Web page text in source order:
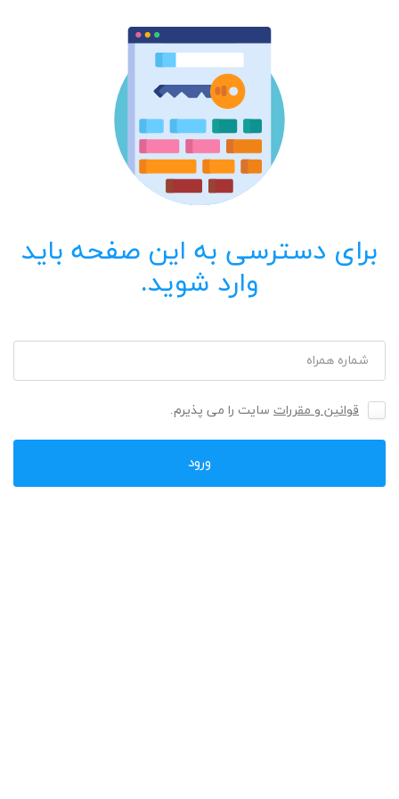
برای دسترسی به این صفحه باید
وارد شوید.
شماره همراه
قوانین و مقررات سایت را می پذیرم.